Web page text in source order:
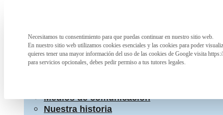
La Asociación
¿Qué hacemos?
Cartas accesibles
Medios de comunicación
Nuestra historia
Preferencia de privacidad
Necesitamos tu consentimiento para que puedas continuar en nuestro sitio web.
En nuestro sitio web utilizamos cookies esenciales y las cookies para poder
quieres tener una mayor información del uso de las cookies de Google visita
para servicios opcionales, debes pedir permiso a tus tutores legales.